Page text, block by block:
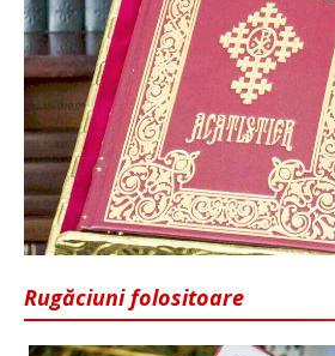
Rugăciuni folositoare